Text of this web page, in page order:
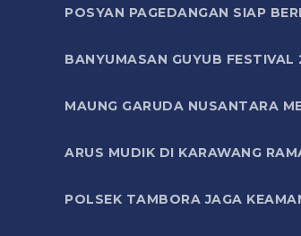
POSYAN PAGEDANGAN SIAP
BANYUMASAN GUYUB
MAUNG GARUDA NUSANTARA
ARUS MUDIK DI KARAWANG
POLSEK TAMBORA JAGA